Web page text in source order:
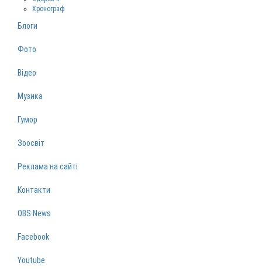
Хронограф
Блоги
Фото
Відео
Музика
Гумор
Зоосвіт
Реклама на сайті
Контакти
OBS News
Facebook
Youtube